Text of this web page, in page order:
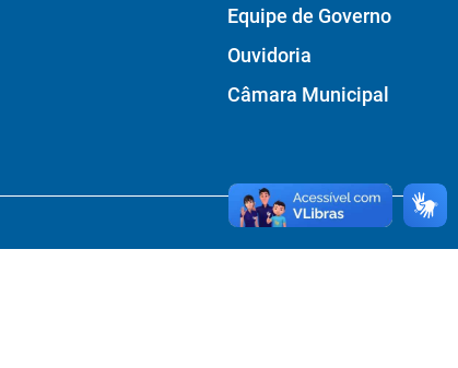
Equipe de Governo
Ouvidoria
Câmara Municipal